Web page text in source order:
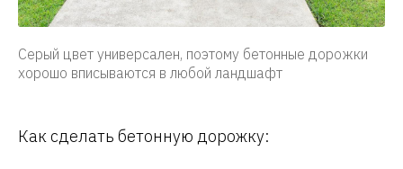
Серый цвет универсален, поэтому бетонные дорожки
хорошо вписываются в любой ландшафт
Как сделать бетонную дорожку: